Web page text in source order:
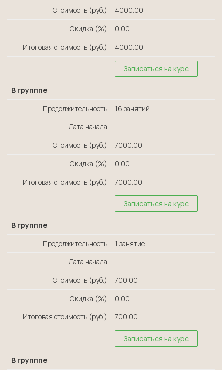
Стоимость (руб.)
4000.00
Скидка (%)
0.00
Итоговая стоимость (руб.)
4000.00
Записаться на курс
В групппе
Продолжительность
16 занятий
Дата начала
Стоимость (руб.)
7000.00
Скидка (%)
0.00
Итоговая стоимость (руб.)
7000.00
Записаться на курс
В групппе
Продолжительность
1 занятие
Дата начала
Стоимость (руб.)
700.00
Скидка (%)
0.00
Итоговая стоимость (руб.)
700.00
Записаться на курс
В групппе